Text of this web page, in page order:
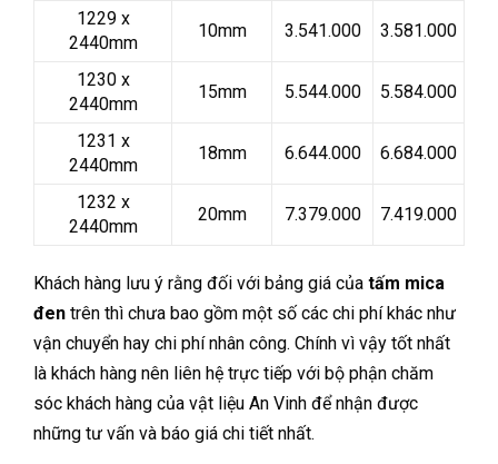
1229 x
2440mm
10mm 3.541.000 3.581.000
1230 x
2440mm
15mm 5.544.000 5.584.000
1231 x
2440mm
18mm 6.644.000 6.684.000
1232 x
2440mm
20mm 7.379.000 7.419.000
Khách hàng lưu ý rằng đối với bảng giá của tấm mica
đen trên thì chưa bao gồm một số các chi phí khác như
vận chuyển hay chi phí nhân công. Chính vì vậy tốt nhất
là khách hàng nên liên hệ trực tiếp với bộ phận chăm
sóc khách hàng của vật liệu An Vinh để nhận được
những tư vấn và báo giá chi tiết nhất.